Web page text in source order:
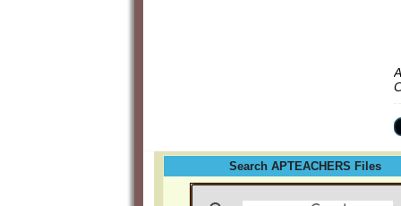
Search APTEACHERS Files